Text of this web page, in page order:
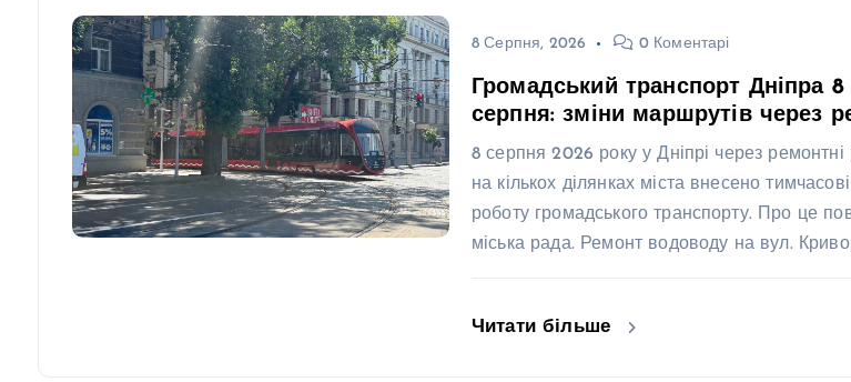
8 Серпня, 2026 0 Коментарі
Громадський транспорт Дніпра 8
серпня: зміни маршрутів через
8 серпня 2026 року у Дніпрі через ремонтні
на кількох ділянках міста внесено
роботу громадського транспорту. Про це
міська рада. Ремонт водоводу на вул.
Читати більше